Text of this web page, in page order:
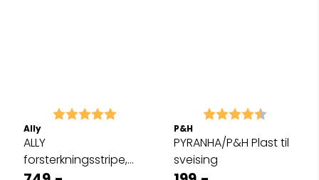
Karakter: 5.0 av 5 mulige
Ally
ALLY
forsterkningsstripe,
grønn
Karakter: 4.2 av 5
P&H
PYRANHA/P&H Plast til
sveising